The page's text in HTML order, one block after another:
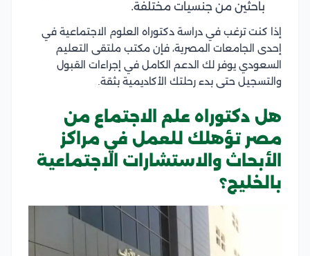
باحثين من جنسيات مختلفة.
إذا كنت ترغب في دراسة دكتوراه العلوم الاجتماعية في
إحدى الجامعات المصرية، فإن مكتب ملتقى التعليم
السعودي يوفر لك الدعم الكامل في إجراءات القبول
والتسجيل حتى بدء رحلتك الأكاديمية بثقة.
هل دكتوراه علم الاجتماع من
مصر تؤهلك للعمل في مراكز
الأبحاث والاستشارات الاجتماعية
بالخليج؟